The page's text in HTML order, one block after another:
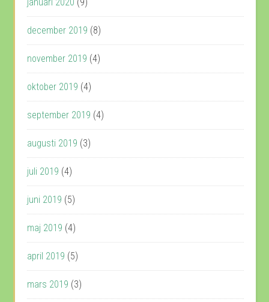
december 2019 (8)
november 2019 (4)
oktober 2019 (4)
september 2019 (4)
augusti 2019 (3)
juli 2019 (4)
juni 2019 (5)
maj 2019 (4)
april 2019 (5)
mars 2019 (3)